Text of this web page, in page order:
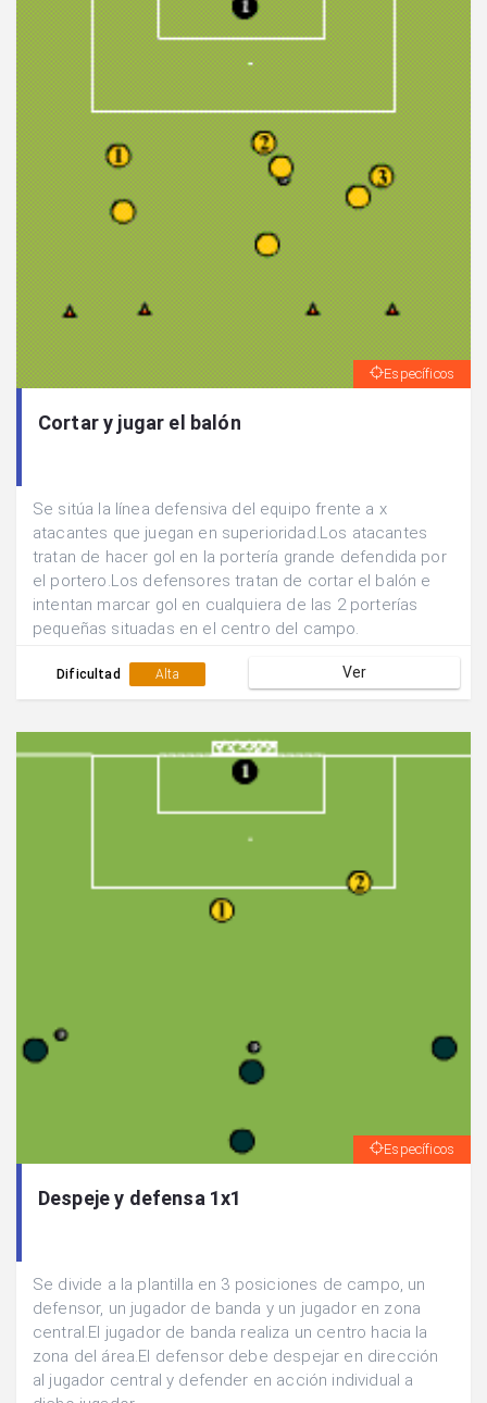
Específicos
Cortar y jugar el balón
Se sitúa la línea defensiva del equipo frente a x
atacantes que juegan en superioridad.Los atacantes
tratan de hacer gol en la portería grande defendida por
el portero.Los defensores tratan de cortar el balón e
intentan marcar gol en cualquiera de las 2 porterías
pequeñas situadas en el centro del campo.
Dificultad Alta Ver
Específicos
Despeje y defensa 1x1
Se divide a la plantilla en 3 posiciones de campo, un
defensor, un jugador de banda y un jugador en zona
central.El jugador de banda realiza un centro hacia la
zona del área.El defensor debe despejar en dirección
al jugador central y defender en acción individual a